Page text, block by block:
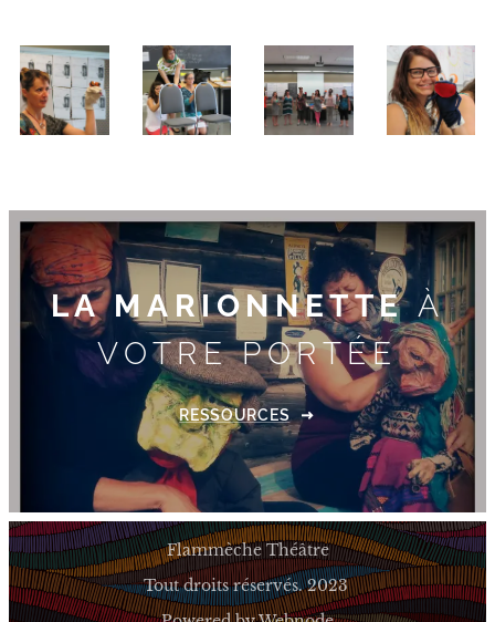
LA MARIONNETTEÀ
VOTRE PORTÉE
RESSOURCES
Flammèche Théâtre
Tout droits réservés. 2023